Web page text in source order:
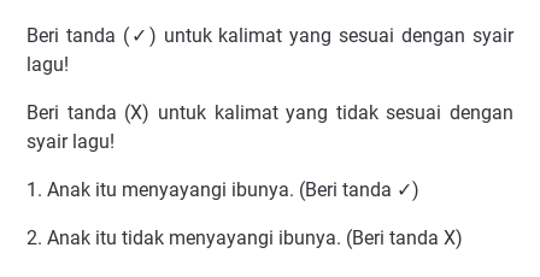
Beri tanda (✓) untuk kalimat yang sesuai dengan syair
lagu!
Beri tanda (X) untuk kalimat yang tidak sesuai dengan
syair lagu!
1. Anak itu menyayangi ibunya. (Beri tanda ✓)
2. Anak itu tidak menyayangi ibunya. (Beri tanda X)